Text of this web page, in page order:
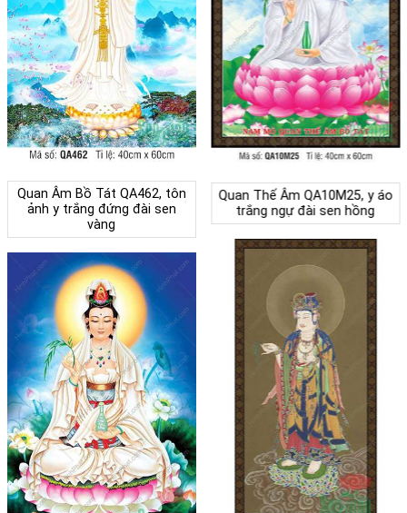
Quan Âm Bồ Tát QA462, tôn
ảnh y trắng đứng đài sen
vàng
Quan Thế Âm QA10M25, y áo
trắng ngự đài sen hồng